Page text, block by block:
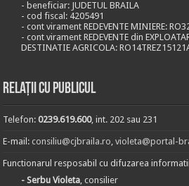
- beneficiar: JUDETUL BRAILA
- cod fiscal: 4205491
- cont virament REDEVENTE MINIERE:
- cont virament REDEVENTE din
DESTINATIE AGRICOLA:
Relații cu publicul
Telefon:0239.619.600, int. 202 sau 231
E-mail:consiliu@cjbraila.ro,violeta@portal-
Functionarul resposabil cu difuzarea
- Serbu Violeta, consilier